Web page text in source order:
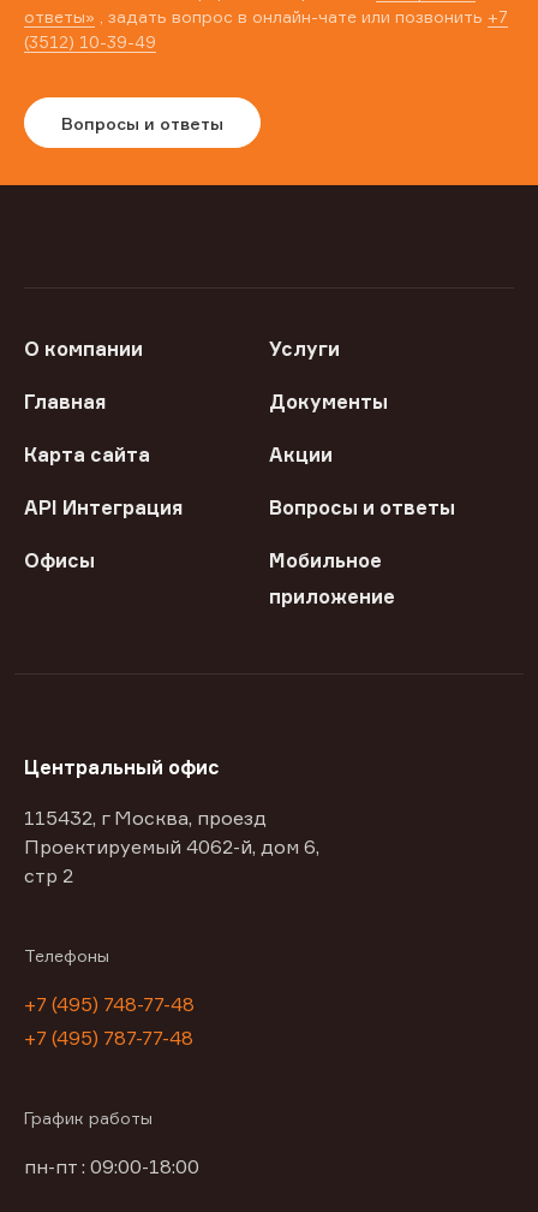
ответы» , задать вопрос в онлайн-чате или позвонить +7
(3512) 10-39-49
Вопросы и ответы
О компании Услуги
Главная Документы
Карта сайта Акции
API Интеграция Вопросы и ответы
Офисы
Мобильное
приложение
Центральный офис
115432, г Москва, проезд
Проектируемый 4062-й, дом 6,
стр 2
Телефоны
+7 (495) 748-77-48
+7 (495) 787-77-48
График работы
пн-пт : 09:00-18:00